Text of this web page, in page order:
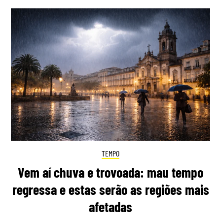
TEMPO
Vem aí chuva e trovoada: mau tempo
regressa e estas serão as regiões mais
afetadas